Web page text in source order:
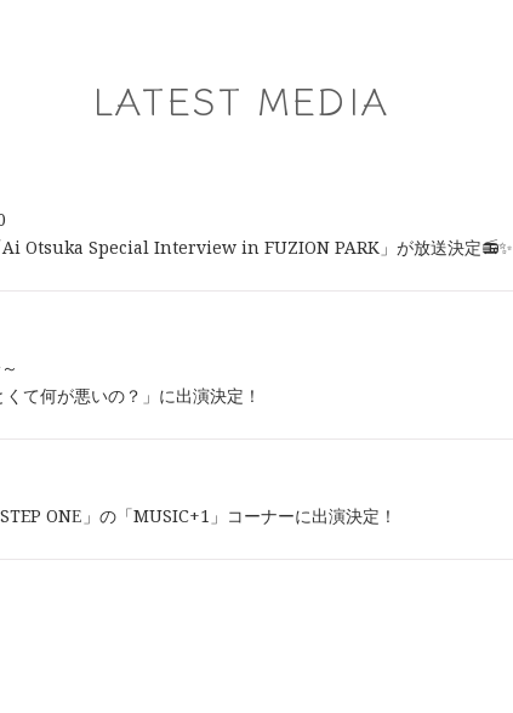
LATEST MEDIA
Ai Otsuka Special Interview in FUZION PARK」が放送決定📻✨
て何が悪いの？」に出演決定！
ONE」の「MUSIC+1」コーナーに出演決定！